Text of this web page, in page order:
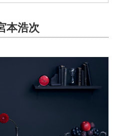
・flac・DSDなど各種フ
らe-onkyo music！
本浩次